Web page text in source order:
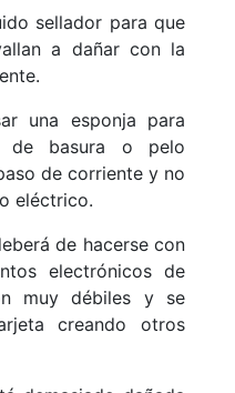
sellador para que
a dañar con la
una esponja para
de basura o pelo
de corriente y no
eléctrico.
de hacerse con
electrónicos de
muy débiles y se
creando otros